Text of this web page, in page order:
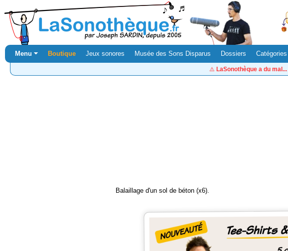
Menu ⏷ Boutique Jeux sonores Musée des Sons Disparus Dossiers Catégories
⚠️ LaSonothèque a du mal...
Balaillage d'un sol de béton (x6).